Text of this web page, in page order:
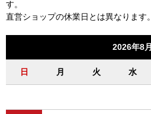
す。
直営ショップの休業日とは異なります。
2026年8月
日 月 火 水